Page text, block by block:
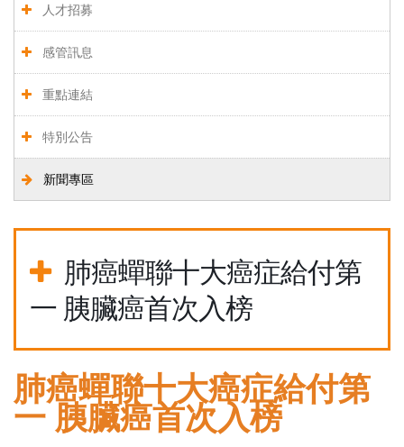
人才招募
感管訊息
重點連結
特別公告
新聞專區
肺癌蟬聯十大癌症給付第
一 胰臟癌首次入榜
肺癌蟬聯十大癌症給付第
一 胰臟癌首次入榜